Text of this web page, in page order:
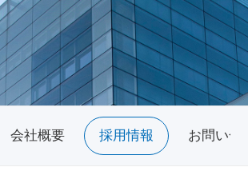
会社概要 採用情報 お問い合